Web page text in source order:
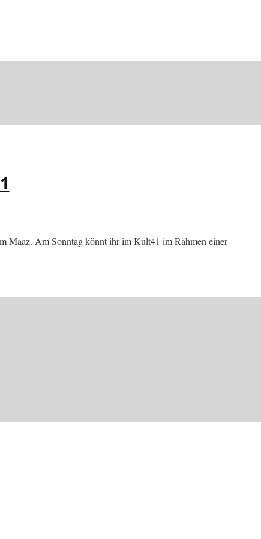
Maaz. Am Sonntag könnt ihr im Kult41 im Rahmen einer